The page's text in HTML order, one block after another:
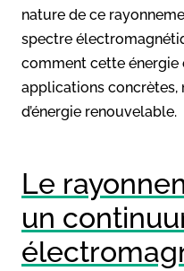
nature de ce
spectre
comment cette énergie
applications concrètes,
d’énergie renouvelable.
Le
un